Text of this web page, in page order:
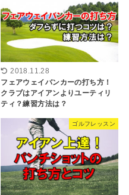
2018.11.28
フェアウェイバンカーの打ち方！
クラブはアイアンよりユーティリ
ティ？練習方法は？
ゴルフレッスン